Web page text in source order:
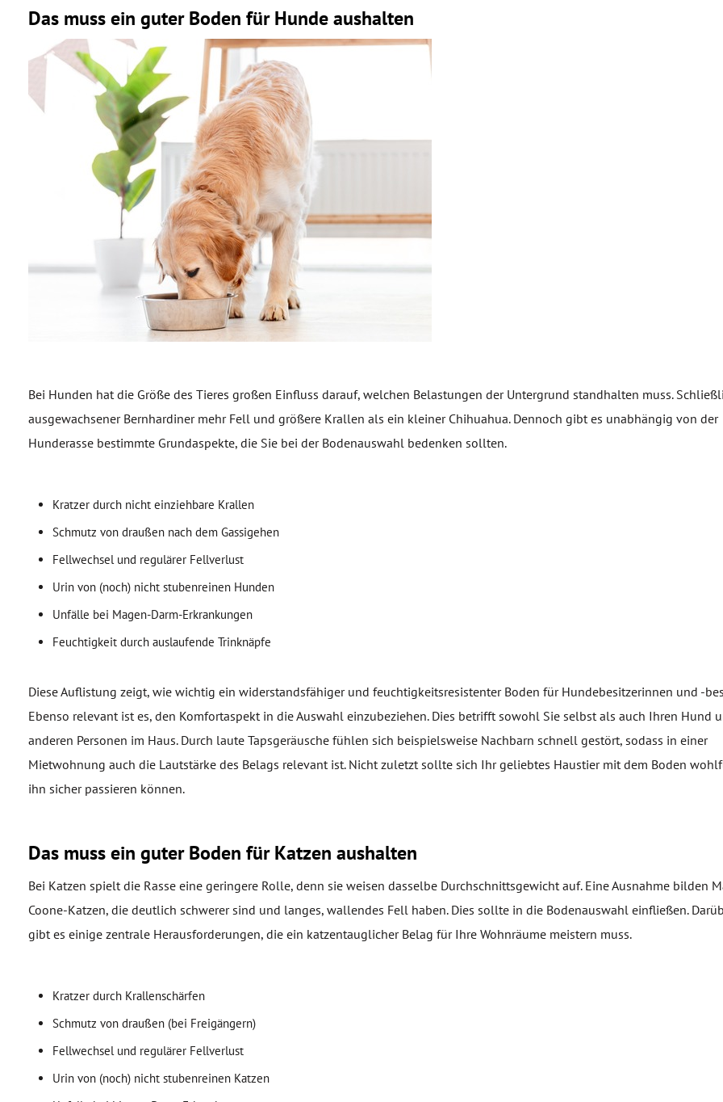
Fliesen & Naturstein
Teppich
Fazit
Das muss ein guter Boden für Hunde aushalten
Bei Hunden hat die Größe des Tieres großen Einfluss darauf, welchen Belastungen der Untergrund standhalten muss.
ausgewachsener Bernhardiner mehr Fell und größere Krallen als ein kleiner Chihuahua. Dennoch gibt es unabhängig von der
Hunderasse bestimmte Grundaspekte, die Sie bei der Bodenauswahl bedenken sollten.
Kratzer durch nicht einziehbare Krallen
Schmutz von draußen nach dem Gassigehen
Fellwechsel und regulärer Fellverlust
Urin von (noch) nicht stubenreinen Hunden
Unfälle bei Magen-Darm-Erkrankungen
Feuchtigkeit durch auslaufende Trinknäpfe
Diese Auflistung zeigt, wie wichtig ein widerstandsfähiger und feuchtigkeitsresistenter Boden für Hundebesitzerinnen und -
Ebenso relevant ist es, den Komfortaspekt in die Auswahl einzubeziehen. Dies betrifft sowohl Sie selbst als auch Ihren Hund
anderen Personen im Haus. Durch laute Tapsgeräusche fühlen sich beispielsweise Nachbarn schnell gestört, sodass in einer
Mietwohnung auch die Lautstärke des Belags relevant ist. Nicht zuletzt sollte sich Ihr geliebtes Haustier mit dem Boden
ihn sicher passieren können.
Das muss ein guter Boden für Katzen aushalten
Bei Katzen spielt die Rasse eine geringere Rolle, denn sie weisen dasselbe Durchschnittsgewicht auf. Eine Ausnahme bilden
Coone-Katzen, die deutlich schwerer sind und langes, wallendes Fell haben. Dies sollte in die Bodenauswahl einfließen.
gibt es einige zentrale Herausforderungen, die ein katzentauglicher Belag für Ihre Wohnräume meistern muss.
Kratzer durch Krallenschärfen
Schmutz von draußen (bei Freigängern)
Fellwechsel und regulärer Fellverlust
Urin von (noch) nicht stubenreinen Katzen